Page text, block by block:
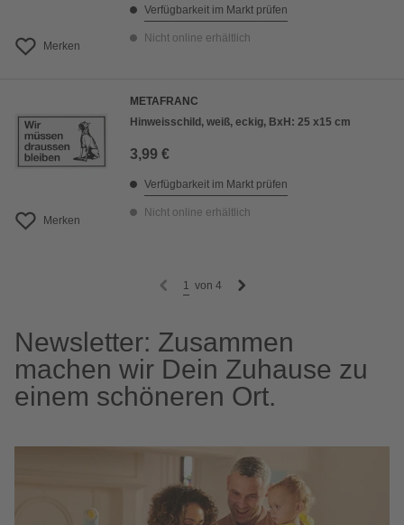
Merken
Verfügbarkeit im Markt prüfen
Nicht online erhältlich
Merken
METAFRANC
Hinweisschild, weiß, eckig, BxH: 25 x15 cm
3,99 €
Verfügbarkeit im Markt prüfen
Nicht online erhältlich
1 von 4
Newsletter: Zusammen
machen wir Dein Zuhause zu
einem schöneren Ort.